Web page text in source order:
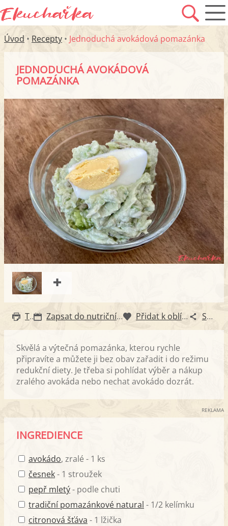
Úvod • Recepty • Jednoduchá avokádová pomazánka
JEDNODUCHÁ AVOKÁDOVÁ
POMAZÁNKA
Tisk Zapsat do nutričního diáře Přidat k oblíbeným Sdílet
Skvělá a výtečná pomazánka, kterou rychle
připravíte a můžete ji bez obav zařadit i do režimu
redukční diety. Je třeba si pohlídat výběr a nákup
zralého avokáda nebo nechat avokádo dozrát.
REKLAMA
INGREDIENCE
avokádo, zralé - 1 ks
česnek- 1 stroužek
pepř mletý- podle chuti
tradiční pomazánkové natural - 1/2 kelímku
citronová šťáva - 1 lžička